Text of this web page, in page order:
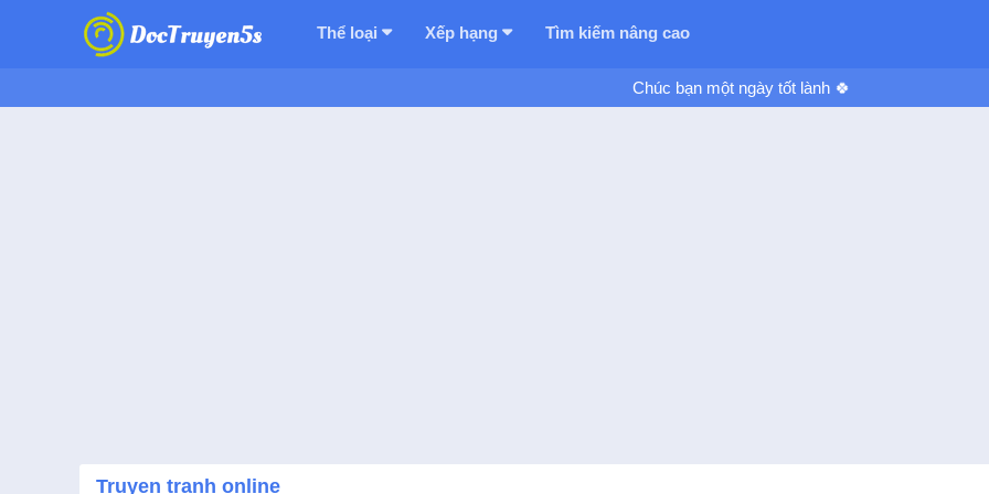
Thể loại Xếp hạng Tìm kiếm nâng cao
Chúc bạn một ngày tốt lành 🍀
Truyen tranh online